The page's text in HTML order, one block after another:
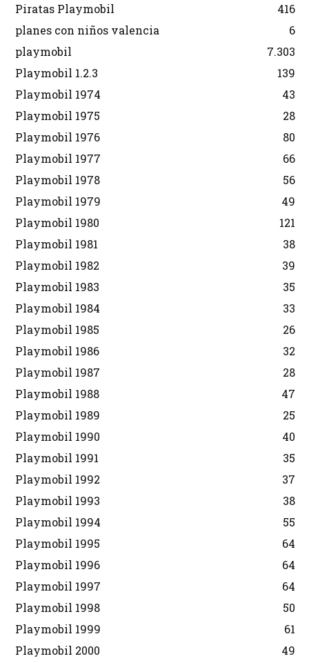
Piratas Playmobil
416
planes con niños valencia
6
playmobil
7.303
Playmobil 1.2.3
139
Playmobil 1974
43
Playmobil 1975
28
Playmobil 1976
80
Playmobil 1977
66
Playmobil 1978
56
Playmobil 1979
49
Playmobil 1980
121
Playmobil 1981
38
Playmobil 1982
39
Playmobil 1983
35
Playmobil 1984
33
Playmobil 1985
26
Playmobil 1986
32
Playmobil 1987
28
Playmobil 1988
47
Playmobil 1989
25
Playmobil 1990
40
Playmobil 1991
35
Playmobil 1992
37
Playmobil 1993
38
Playmobil 1994
55
Playmobil 1995
64
Playmobil 1996
64
Playmobil 1997
64
Playmobil 1998
50
Playmobil 1999
61
Playmobil 2000
49